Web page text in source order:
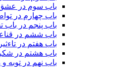
باب سوم در
باب چهارم در
باب پنجم در باب
باب ششم در
باب هفتم در
باب هشتم در
باب نهم در توبه